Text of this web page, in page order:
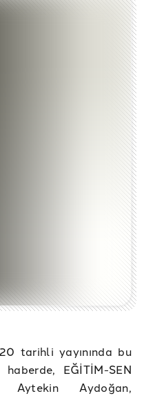
tarihli yayınında bu
EĞİTİM-SEN
Aytekin Aydoğan,